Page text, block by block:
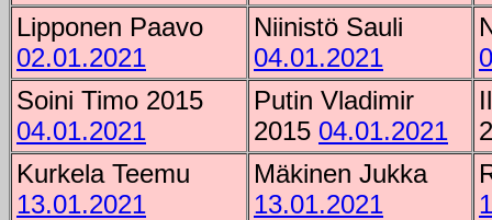
Lipponen Paavo
02.01.2021
Niinistö Sauli
04.01.2021
Soini Timo 2015
04.01.2021
Putin Vladimir
2015 04.01.2021
Kurkela Teemu
13.01.2021
Mäkinen Jukka
13.01.2021